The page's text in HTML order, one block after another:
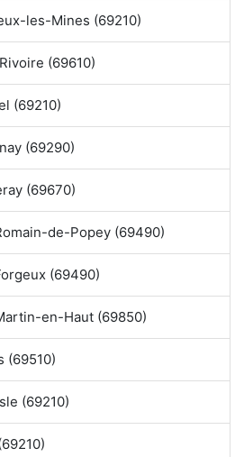
les-Mines (69210)
(69610)
(69210)
(69290)
(69670)
de-Popey (69490)
(69490)
en-Haut (69850)
(69510)
(69210)